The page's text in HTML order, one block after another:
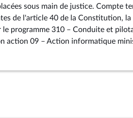
sous main de justice. Compte
de l'article 40 de la Constitution, la
le programme 310 – Conduite et
action 09 – Action informatique